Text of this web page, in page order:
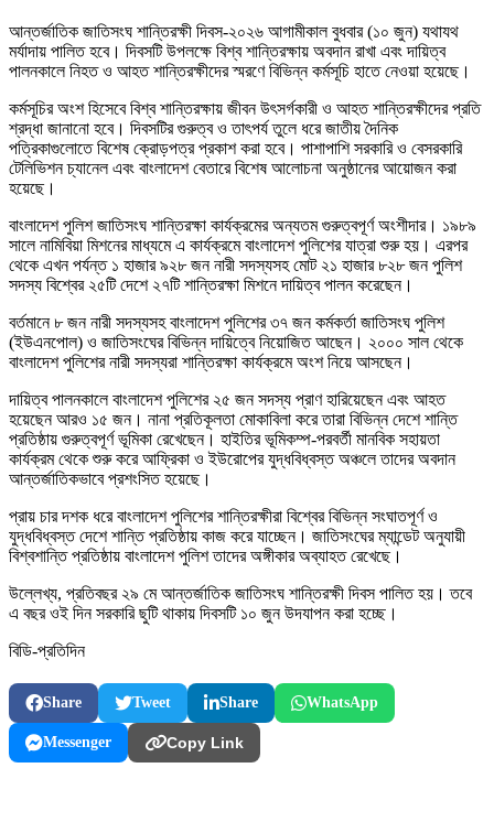
আন্তর্জাতিক জাতিসংঘ শান্তিরক্ষী দিবস-২০২৬ আগামীকাল বুধবার (১০ জুন) যথাযথ
মর্যাদায় পালিত হবে। দিবসটি উপলক্ষে বিশ্ব শান্তিরক্ষায় অবদান রাখা এবং দায়িত্ব
পালনকালে নিহত ও আহত শান্তিরক্ষীদের স্মরণে বিভিন্ন কর্মসূচি হাতে নেওয়া হয়েছে।
কর্মসূচির অংশ হিসেবে বিশ্ব শান্তিরক্ষায় জীবন উৎসর্গকারী ও আহত শান্তিরক্ষীদের প্রতি
শ্রদ্ধা জানানো হবে। দিবসটির গুরুত্ব ও তাৎপর্য তুলে ধরে জাতীয় দৈনিক
পত্রিকাগুলোতে বিশেষ ক্রোড়পত্র প্রকাশ করা হবে। পাশাপাশি সরকারি ও বেসরকারি
টেলিভিশন চ্যানেল এবং বাংলাদেশ বেতারে বিশেষ আলোচনা অনুষ্ঠানের আয়োজন করা
হয়েছে।
বাংলাদেশ পুলিশ জাতিসংঘ শান্তিরক্ষা কার্যক্রমের অন্যতম গুরুত্বপূর্ণ অংশীদার। ১৯৮৯
সালে নামিবিয়া মিশনের মাধ্যমে এ কার্যক্রমে বাংলাদেশ পুলিশের যাত্রা শুরু হয়। এরপর
থেকে এখন পর্যন্ত ১ হাজার ৯২৮ জন নারী সদস্যসহ মোট ২১ হাজার ৮২৮ জন পুলিশ
সদস্য বিশ্বের ২৫টি দেশে ২৭টি শান্তিরক্ষা মিশনে দায়িত্ব পালন করেছেন।
বর্তমানে ৮ জন নারী সদস্যসহ বাংলাদেশ পুলিশের ৩৭ জন কর্মকর্তা জাতিসংঘ পুলিশ
(ইউএনপোল) ও জাতিসংঘের বিভিন্ন দায়িত্বে নিয়োজিত আছেন। ২০০০ সাল থেকে
বাংলাদেশ পুলিশের নারী সদস্যরা শান্তিরক্ষা কার্যক্রমে অংশ নিয়ে আসছেন।
দায়িত্ব পালনকালে বাংলাদেশ পুলিশের ২৫ জন সদস্য প্রাণ হারিয়েছেন এবং আহত
হয়েছেন আরও ১৫ জন। নানা প্রতিকূলতা মোকাবিলা করে তারা বিভিন্ন দেশে শান্তি
প্রতিষ্ঠায় গুরুত্বপূর্ণ ভূমিকা রেখেছেন। হাইতির ভূমিকম্প-পরবর্তী মানবিক সহায়তা
কার্যক্রম থেকে শুরু করে আফ্রিকা ও ইউরোপের যুদ্ধবিধ্বস্ত অঞ্চলে তাদের অবদান
আন্তর্জাতিকভাবে প্রশংসিত হয়েছে।
প্রায় চার দশক ধরে বাংলাদেশ পুলিশের শান্তিরক্ষীরা বিশ্বের বিভিন্ন সংঘাতপূর্ণ ও
যুদ্ধবিধ্বস্ত দেশে শান্তি প্রতিষ্ঠায় কাজ করে যাচ্ছেন। জাতিসংঘের ম্যান্ডেট অনুযায়ী
বিশ্বশান্তি প্রতিষ্ঠায় বাংলাদেশ পুলিশ তাদের অঙ্গীকার অব্যাহত রেখেছে।
উল্লেখ্য, প্রতিবছর ২৯ মে আন্তর্জাতিক জাতিসংঘ শান্তিরক্ষী দিবস পালিত হয়। তবে
এ বছর ওই দিন সরকারি ছুটি থাকায় দিবসটি ১০ জুন উদযাপন করা হচ্ছে।
বিডি-প্রতিদিন
Share Tweet Share WhatsApp
Messenger Copy Link